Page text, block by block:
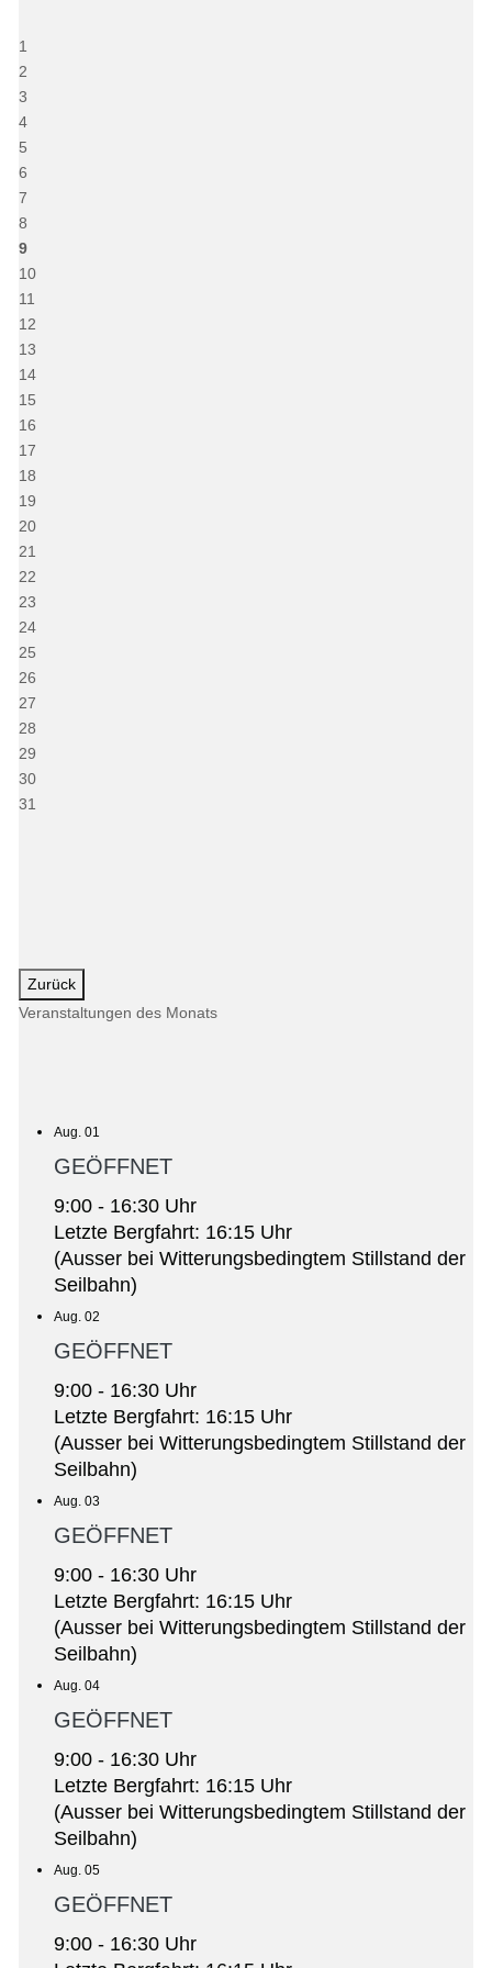
1
2
3
4
5
6
7
8
9
10
11
12
13
14
15
16
17
18
19
20
21
22
23
24
25
26
27
28
29
30
31
Zurück
Veranstaltungen des Monats
Aug. 01
GEÖFFNET
9:00 - 16:30 Uhr
Letzte Bergfahrt: 16:15 Uhr
(Ausser bei Witterungsbedingtem Stillstand der
Seilbahn)
Aug. 02
GEÖFFNET
9:00 - 16:30 Uhr
Letzte Bergfahrt: 16:15 Uhr
(Ausser bei Witterungsbedingtem Stillstand der
Seilbahn)
Aug. 03
GEÖFFNET
9:00 - 16:30 Uhr
Letzte Bergfahrt: 16:15 Uhr
(Ausser bei Witterungsbedingtem Stillstand der
Seilbahn)
Aug. 04
GEÖFFNET
9:00 - 16:30 Uhr
Letzte Bergfahrt: 16:15 Uhr
(Ausser bei Witterungsbedingtem Stillstand der
Seilbahn)
Aug. 05
GEÖFFNET
9:00 - 16:30 Uhr